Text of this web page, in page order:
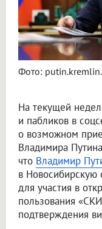
Фото:
На текущей
и пабликов в
о возможном
Владимира
что Владимир
в Новосибирскую
для участия в
пользования
подтверждения